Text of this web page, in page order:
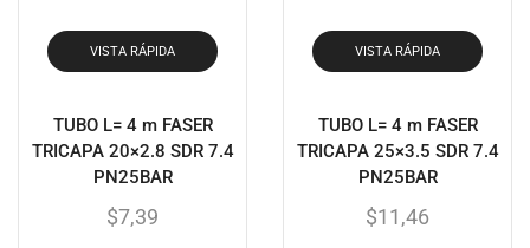
VISTA RÁPIDA
TUBO L= 4 m FASER
TRICAPA 20×2.8 SDR 7.4
PN25BAR
$7,39
VISTA RÁPIDA
TUBO L= 4 m FASER
TRICAPA 25×3.5 SDR 7.4
PN25BAR
$11,46